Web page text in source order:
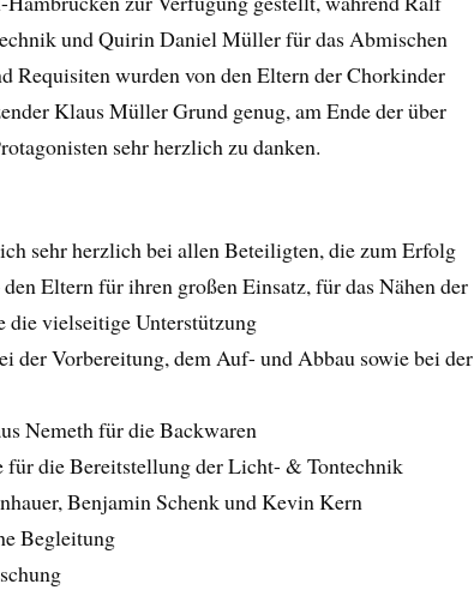
und Quirin Daniel Müller für das Abmischen
Requisiten wurden von den Eltern der Chorkinder
Klaus Müller Grund genug, am Ende der über
sehr herzlich zu danken.
sehr herzlich bei allen Beteiligten, die zum Erfolg
Eltern für ihren großen Einsatz, für das Nähen der
die vielseitige Unterstützung
der Vorbereitung, dem Auf- und Abbau sowie bei der
Nemeth für die Backwaren
für die Bereitstellung der Licht- & Tontechnik
Benjamin Schenk und Kevin Kern
Begleitung